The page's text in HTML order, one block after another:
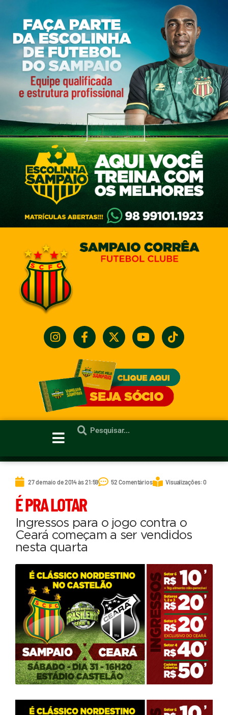
27 de maio de 2014 às 21:59 52 Comentários Visualizações: 0
É PRA LOTAR
Ingressos para o jogo contra o
Ceará começam a ser vendidos
nesta quarta